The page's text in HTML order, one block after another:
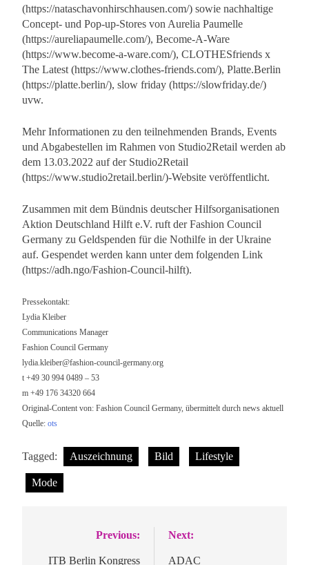
(https://nataschavonhirschhausen.com/) sowie nachhaltige
Concept- und Pop-up-Stores von Aurelia Paumelle
(https://aureliapaumelle.com/), Become-A-Ware
(https://www.become-a-ware.com/), CLOTHESfriends x
The Latest (https://www.clothes-friends.com/), Platte.Berlin
(https://platte.berlin/), slow friday (https://slowfriday.de/)
uvw.
Mehr Informationen zu den teilnehmenden Brands, Events
und Abgabestellen im Rahmen von Studio2Retail werden ab
dem 13.03.2022 auf der Studio2Retail
(https://www.studio2retail.berlin/)-Website veröffentlicht.
Zusammen mit dem Bündnis deutscher Hilfsorganisationen
Aktion Deutschland Hilft e.V. ruft der Fashion Council
Germany zu Geldspenden für die Nothilfe in der Ukraine
auf. Gespendet werden kann unter dem folgenden Link
(https://adh.ngo/Fashion-Council-hilft).
Pressekontakt:
Lydia Kleiber
Communications Manager
Fashion Council Germany
lydia.kleiber@fashion-council-germany.org
t +49 30 994 0489 – 53
m +49 176 34320 664
Original-Content von: Fashion Council Germany, übermittelt durch news aktuell
Quelle: ots
Tagged: Auszeichnung Bild Lifestyle
Mode
Beitragsnavigation
Previous:
ITB Berlin Kongress
Next:
ADAC